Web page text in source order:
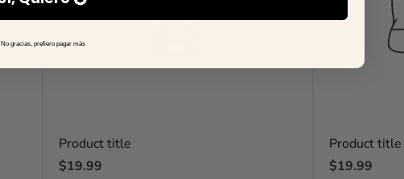
Product title
Regular
$19.99
Product title
Regular
$19.99
No gracias, prefiero pagar más